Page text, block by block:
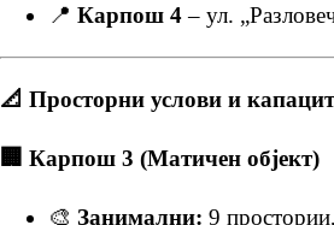
📍 Карпош 4– ул.
📐 Просторни услови и
🏢 Карпош 3 (Матичен објект)
🎨 Занимални: 9